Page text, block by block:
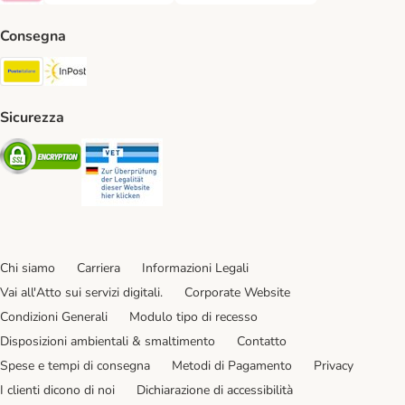
Consegna
Poste Italiane. Shipping Method
Sicurezza
Security
Chi siamo Carriera
Informazioni Legali
Vai all'Atto sui servizi digitali.
Corporate Website
Condizioni Generali
Modulo tipo di recesso
Disposizioni ambientali & smaltimento
Contatto
Spese e tempi di consegna
Metodi di Pagamento
Privacy
I clienti dicono di noi
Dichiarazione di accessibilità